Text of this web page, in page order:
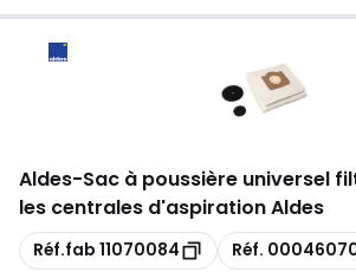
Aldes-Sac à poussière universel
les centrales d'aspiration Aldes
Copie
Réf.fab 11070084 Copie
Réf.